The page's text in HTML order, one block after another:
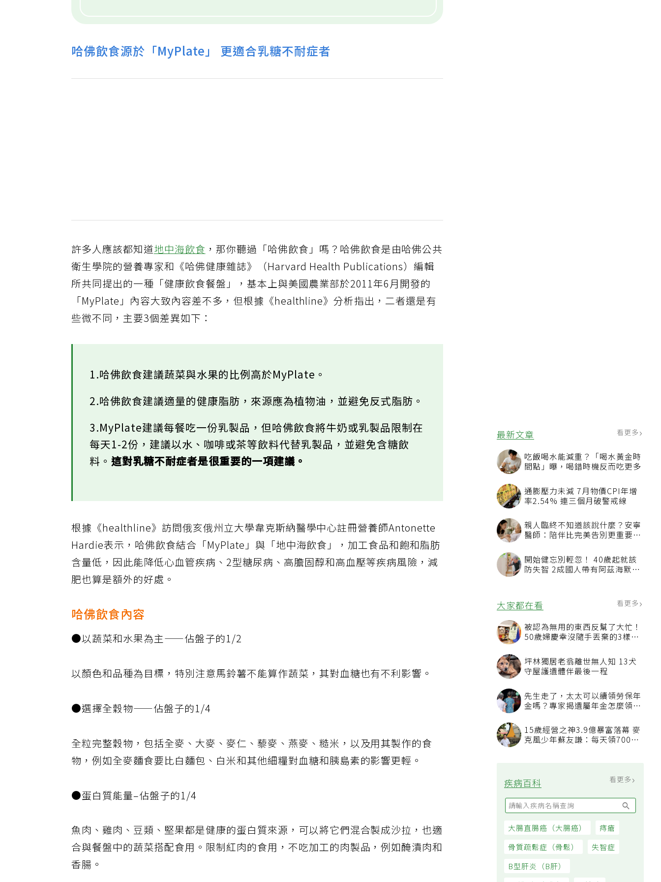
最新文章 看更多
吃飯喝水能減重？「喝水黃金時
間點」曝，喝錯時機反而吃更多
通膨壓力未減 7月物價CPI年增
率2.54% 連三個月破警戒線
親人臨終不知道該說什麼？安寧
醫師：陪伴比完美告別更重要，
開始健忘別輕忽！ 40歲起就該
防失智 2成國人帶有阿茲海默症
大家都在看
被認為無用的東西反幫了大忙！
50歲婦慶幸沒隨手丟棄的3樣物
坪林獨居老翁離世無人知 13犬
守屋護遺體伴最後一程
先生走了，太太可以續領勞保年
看順位還要看資格
15歲經營之神3.9億暴富落幕 麥
疾病百科
哈佛飲食源於「MyPlate」 更適合乳糖不耐症者
許多人應該都知道地中海飲食 ，那你聽過「哈佛飲食」嗎？哈佛飲食是由哈佛公共
衛生學院的營養專家和《哈佛健康雜誌》（Harvard Health Publications）編輯
所共同提出的一種「健康飲食餐盤」，基本上與美國農業部於2011年6月開發的
「MyPlate」內容大致內容差不多，但根據《healthline》分析指出，二者還是有
些微不同，主要3個差異如下：
1.哈佛飲食建議蔬菜與水果的比例高於MyPlate。
2.哈佛飲食建議適量的健康脂肪，來源應為植物油，並避免反式脂肪。
3.MyPlate建議每餐吃一份乳製品，但哈佛飲食將牛奶或乳製品限制在
每天1-2份，建議以水、咖啡或茶等飲料代替乳製品，並避免含糖飲
料。這對乳糖不耐症者是很重要的一項建議。
根據《healthline》訪問俄亥俄州立大學韋克斯納醫學中心註冊營養師Antonette
Hardie表示，哈佛飲食結合「MyPlate」與「地中海飲食」，加工食品和飽和脂肪
含量低，因此能降低心血管疾病、2型糖尿病、高膽固醇和高血壓等疾病風險，減
肥也算是額外的好處。
哈佛飲食內容
●以蔬菜和水果為主——佔盤子的1/2
以顏色和品種為目標，特別注意馬鈴薯不能算作蔬菜，其對血糖也有不利影響。
●選擇全穀物——佔盤子的1/4
全粒完整穀物，包括全麥、大麥、麥仁、藜麥、燕麥、糙米，以及用其製作的食
物，例如全麥麵食要比白麵包、白米和其他細糧對血糖和胰島素的影響更輕。
●蛋白質能量–佔盤子的1/4
魚肉、雞肉、豆類、堅果都是健康的蛋白質來源，可以將它們混合製成沙拉，也適
合與餐盤中的蔬菜搭配食用。限制紅肉的食用，不吃加工的肉製品，例如醃漬肉和
香腸。